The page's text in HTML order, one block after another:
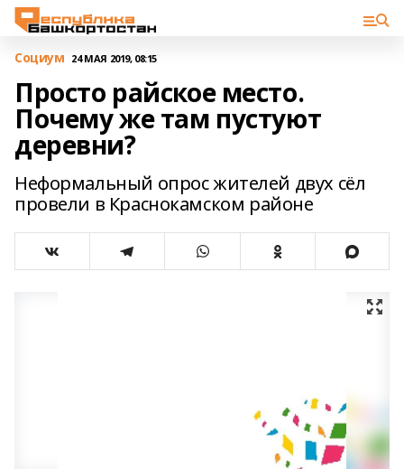
Cоциум 24 МАЯ 2019, 08:15
Просто райское место.
Почему же там пустуют
деревни?
Неформальный опрос жителей двух сёл
провели в Краснокамском районе